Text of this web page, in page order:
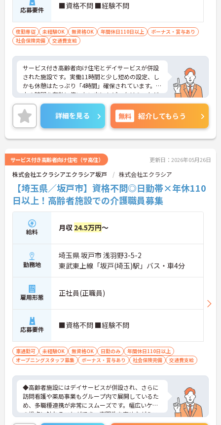
応募要件 ■資格不問 ■経験不問
夜勤専従 未経験OK 無資格OK 年間休日110日以上
ボーナス・賞与あり
社会保険完備
交通費支給
サービス付き高齢者向け住宅とデイサービスが併設
された施設です。実働11時間と少し短めの設定、し
かも休憩はたっぷり「4時間」確保されています。日
中の時間を有効に使いたい方にもピッタリのスケジ
ュールです。
◆「学びたい」という意欲を全力で応援する職場で
す。資格取得支援制度を利用すれば、介護職員初任
者研修や実務者研修などの費用を会社負担で取得可
能です。資格を取得するごとにしっかりと給与に反
◆施設ごとの課題を話し合う「スタッフミーティン
グ」や、利用者様へのケアを考える「ケースカンフ
ァレンス」を実施しています。新人・ベテランに関
係なく意見交換を行い、みんなで解決策を考えるフ
ラットな関係性です。また、虐待防止研修などを通
じて「良いケア・悪いケア」の線引きを明確にし、
職員全員が安心して働ける、誇りを持てる職場環境
づくりに取り組んでいます。
詳細を見る 無料 紹介してもらう
サービス付き高齢者向け住宅（サ高住） 更新日：2026年05月26日
株式会社エクラシアエクラシア坂戸 株式会社エクラシア
【埼玉県／坂戸市】資格不問◎日勤帯×年休110
日以上！高齢者施設での介護職員募集
給料 月収 24.5万円～
勤務地
埼玉県 坂戸市 浅羽野3-5-2
東武東上線「坂戸(埼玉)駅」バス・車4分
雇用形態 正社員(正職員)
応募要件 ■資格不問 ■経験不問
車通勤可 未経験OK 無資格OK 日勤のみ
年間休日110日以上
オープニングスタッフ募集
ボーナス・賞与あり 社会保険完備 交通費支給
◆高齢者施設にはデイサービスが併設され、さらに
訪問看護や薬局事業もグループ内で展開しているた
め、多職種連携が非常にスムーズです。幅広いケア
の視点に触れることができ、専門性を高めながらス
キルアップできる土壌があります。